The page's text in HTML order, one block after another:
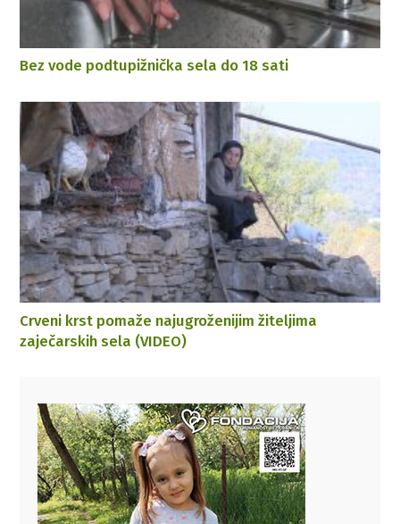
Bez vode podtupižnička sela do 18 sati
Crveni krst pomaže najugroženijim žiteljima
zaječarskih sela (VIDEO)